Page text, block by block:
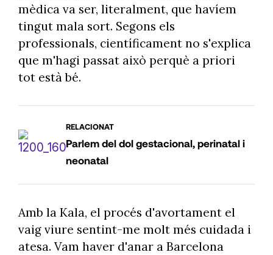
mèdica va ser, literalment, que havíem
tingut mala sort. Segons els
professionals, científicament no s'explica
que m'hagi passat això perquè a priori
tot està bé.
RELACIONAT
Parlem del dol gestacional, perinatal i
neonatal
Amb la Kala, el procés d'avortament el
vaig viure sentint-me molt més cuidada i
atesa. Vam haver d'anar a Barcelona